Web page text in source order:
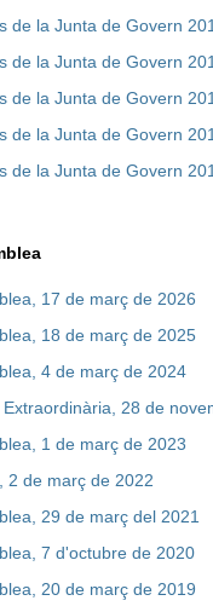
de la Junta de Govern
de la Junta de Govern
de la Junta de Govern
de la Junta de Govern
de la Junta de Govern
17 de març de 2026
18 de març de 2025
4 de març de 2024
28 de
1 de març de 2023
2 de març de 2022
29 de març del 2021
7 d'octubre de 2020
20 de març de 2019